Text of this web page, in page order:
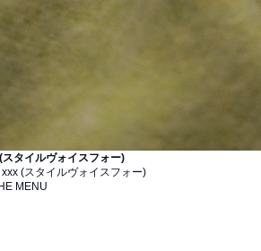
タイルヴォイスフォー)
(スタイルヴォイスフォー)
MENU